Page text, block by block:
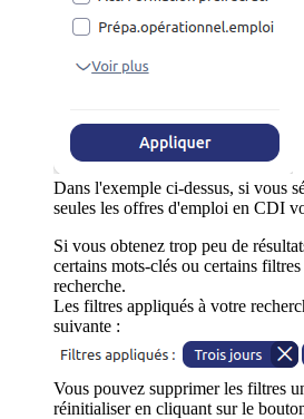
Dans l'exemple ci-dessus, si vous
seules les offres d'emploi en CDI
Si vous obtenez trop peu de
certains mots-clés ou certains
recherche.
Les filtres appliqués à votre
suivante :
Vous pouvez supprimer les filtres
réinitialiser en cliquant sur le